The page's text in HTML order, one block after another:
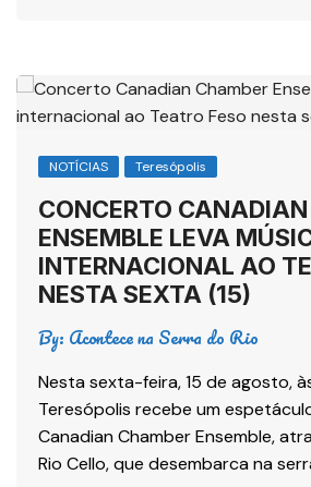
NOTÍCIAS Teresópolis
CONCERTO
ENSEMBLE LEVA
INTERNACIONAL AO
NESTA SEXTA (15)
By: Acontece na Serra do Rio
Nesta sexta-feira, 15 de agosto,
Teresópolis recebe um
Canadian Chamber Ensemble,
Rio Cello, que desembarca na